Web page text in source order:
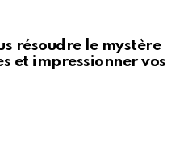
résoudre le mystère
et impressionner vos